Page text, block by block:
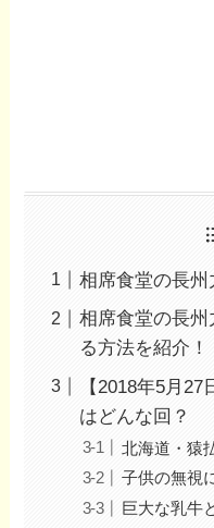
相席食堂の長州
相席食堂の長
る方法を紹介！
【2018年5月
はどんな回？
北海道・猿
子供の無視
巨大な乳牛